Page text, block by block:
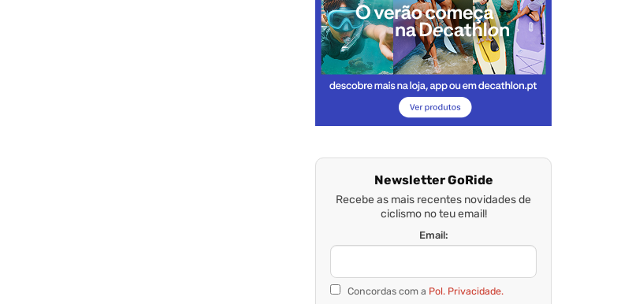
Newsletter GoRide
Recebe as mais recentes novidades de
ciclismo no teu email!
Email:
Concordas com a Pol. Privacidade.